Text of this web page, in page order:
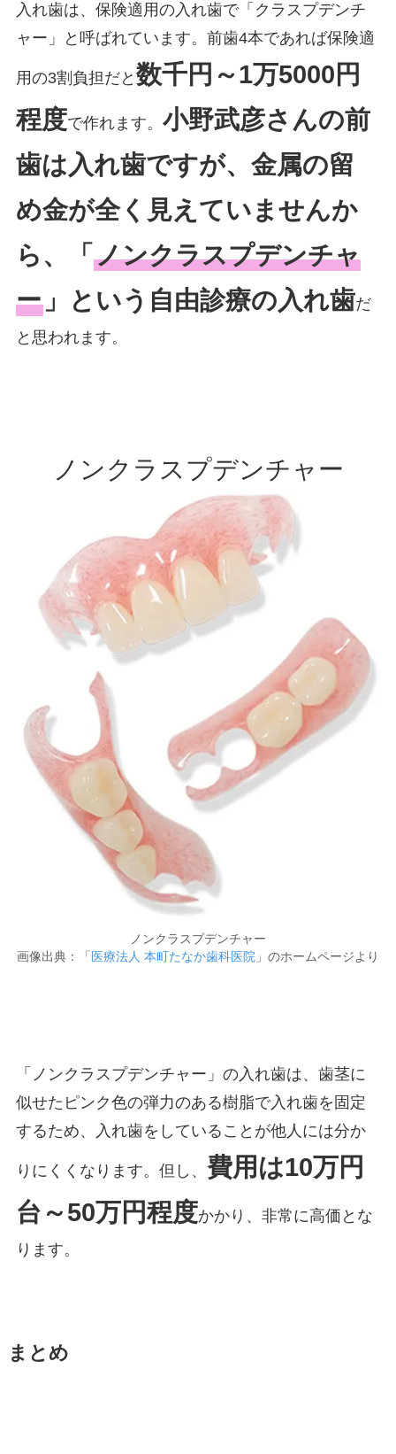
入れ歯は、保険適用の入れ歯で「クラスプデンチ
ャー」と呼ばれています。前歯4本であれば保険適
用の3割負担だと 数千円～1万5000円
程度で作れます。 小野武彦さんの前
歯は入れ歯ですが、金属の留
め金が全く見えていませんか
ら、「 ノンクラスプデンチャ
ー」という自由診療の入れ歯だ
と思われます。
ノンクラスプデンチャー
ノンクラスプデンチャー
画像出典：「 医療法人 本町たなか歯科医院 」のホームページより
「ノンクラスプデンチャー」の入れ歯は、歯茎に
似せたピンク色の弾力のある樹脂で入れ歯を固定
するため、入れ歯をしていることが他人には分か
りにくくなります。但し、 費用は10万円
台～50万円程度かかり、非常に高価とな
ります。
まとめ